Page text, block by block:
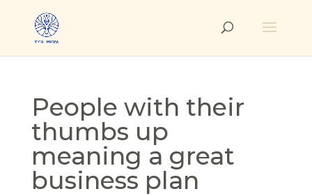
People with their
thumbs up
meaning a great
business plan